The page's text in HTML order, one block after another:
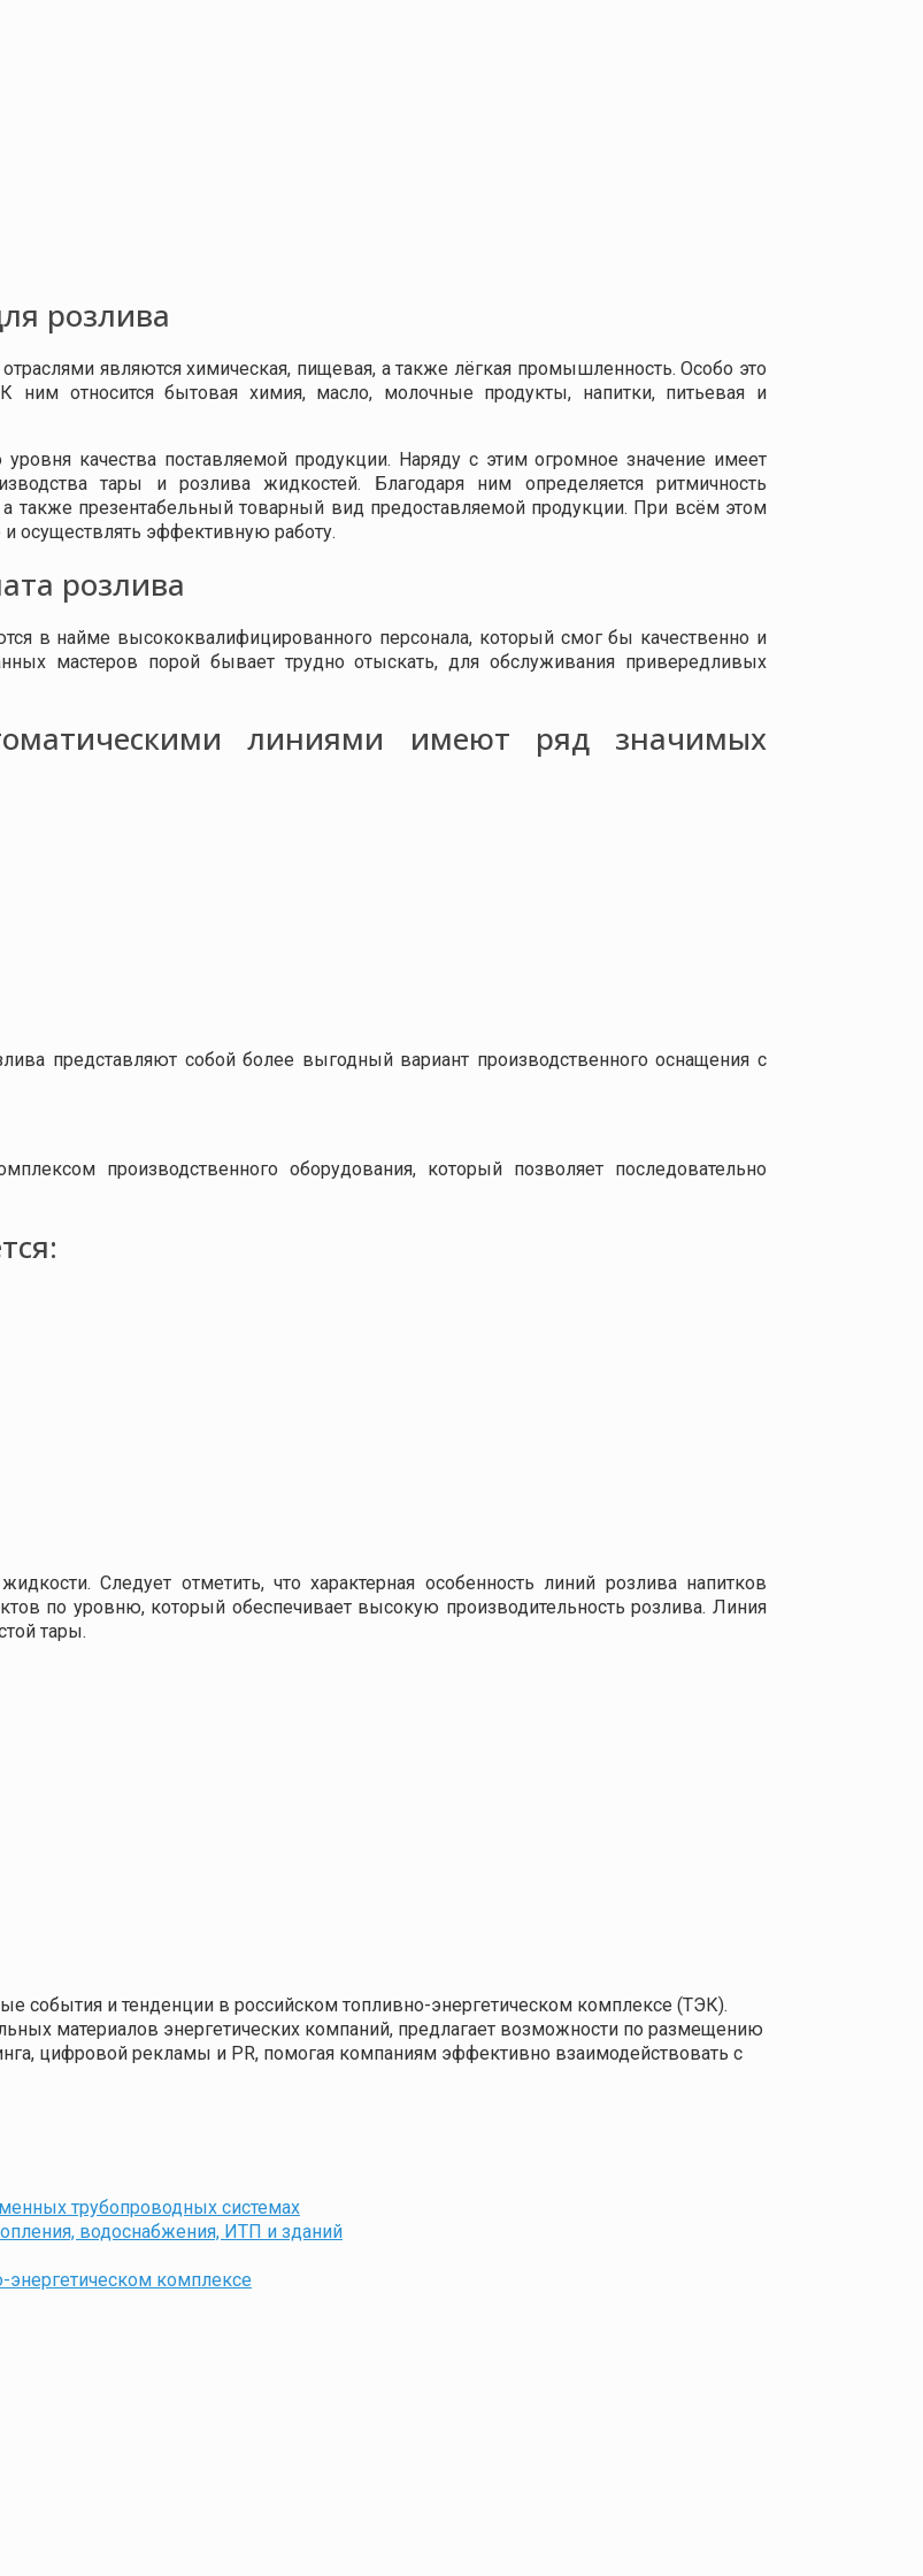
розлива
являются химическая, пищевая, а также лёгкая промышленность. Особо это
ним относится бытовая химия, масло, молочные продукты, напитки, питьевая и
качества поставляемой продукции. Наряду с этим огромное значение имеет
тары и розлива жидкостей. Благодаря ним определяется ритмичность
также презентабельный товарный вид предоставляемой продукции. При всём этом
осуществлять эффективную работу.
розлива
в найме высококвалифицированного персонала, который смог бы качественно и
мастеров порой бывает трудно отыскать, для обслуживания привередливых
линиями имеют ряд значимых
представляют собой более выгодный вариант производственного оснащения с
производственного оборудования, который позволяет последовательно
Следует отметить, что характерная особенность линий розлива напитков
по уровню, который обеспечивает высокую производительность розлива. Линия
тары.
события и тенденции в российском топливно-энергетическом комплексе (ТЭК).
материалов энергетических компаний, предлагает возможности по размещению
цифровой рекламы и PR, помогая компаниям эффективно взаимодействовать с
трубопроводных системах
водоснабжения, ИТП и зданий
энергетическом комплексе